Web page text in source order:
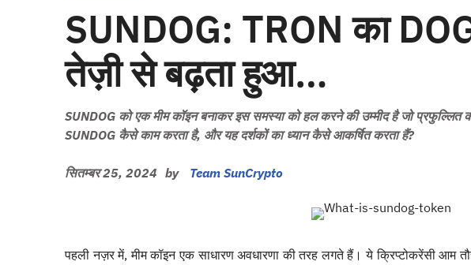
SUNDOG: TRON का
तेज़ी से बढ़ता हुआ…
SUNDOG को एक मीम कॉइन बनाकर इस समस्या को हल करने की उम्मीद है जो
SUNDOG कैसे काम करता है, और यह दर्शकों का ध्यान कैसे आकर्षित करता हैं?
सितम्बर 25, 2024 by Team SunCrypto
पहली नज़र में, मीम कॉइन एक साधारण अवधारणा की तरह लगते हैं। ये क्रिप्टोकरेंसी आम